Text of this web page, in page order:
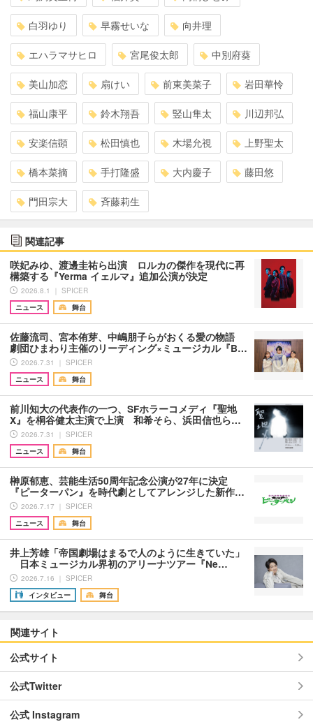
白羽ゆり 早霧せいな 向井理
エハラマサヒロ 宮尾俊太郎 中別府葵
美山加恋 扇けい 前東美菜子 岩田華怜
福山康平 鈴木翔吾 竪山隼太 川辺邦弘
安楽信顕 松田慎也 木場允視 上野聖太
橋本菜摘 手打隆盛 大内慶子 藤田悠
門田宗大 斉藤莉生
関連記事
咲妃みゆ、渡邊圭祐ら出演 ロルカの傑作を現代に再
構築する『Yerma イェルマ』追加公演が決定
2026.8.1 ｜ SPICER
ニュース
舞台
佐藤流司、宮本侑芽、中嶋朋子らがおくる愛の物語
劇団ひまわり主催のリーディング×ミュージカル『B…
2026.7.31 ｜ SPICER
ニュース
舞台
前川知大の代表作の一つ、SFホラーコメディ『聖地
X』を桐谷健太主演で上演 和希そら、浜田信也ら…
2026.7.31 ｜ SPICER
ニュース
舞台
榊原郁恵、芸能生活50周年記念公演が27年に決定
『ピーターパン』を時代劇としてアレンジした新作…
2026.7.17 ｜ SPICER
ニュース
舞台
井上芳雄「帝国劇場はまるで人のように生きていた」
日本ミュージカル界初のアリーナツアー『Ne…
2026.7.16 ｜ SPICER
インタビュー
舞台
関連サイト
公式サイト
公式Twitter
公式 Instagram